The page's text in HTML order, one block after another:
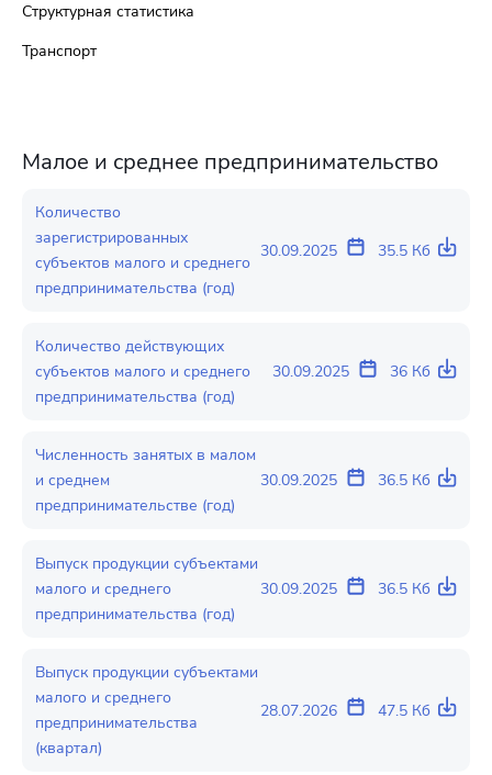
Структурная статистика
Транспорт
Малое и среднее предпринимательство
Количество
зарегистрированных
субъектов малого и среднего
предпринимательства (год)
30.09.2025 35.5 Кб
Количество действующих
субъектов малого и среднего
предпринимательства (год)
30.09.2025 36 Кб
Численность занятых в малом
и среднем
предпринимательстве (год)
30.09.2025 36.5 Кб
Выпуск продукции субъектами
малого и среднего
предпринимательства (год)
30.09.2025 36.5 Кб
Выпуск продукции субъектами
малого и среднего
предпринимательства
(квартал)
28.07.2026 47.5 Кб